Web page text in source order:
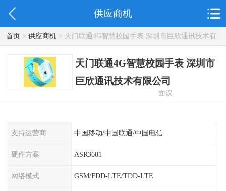
供应商机
首页> 供应商机> 天门联通4G智慧校园手表 深圳市巨欣通讯技术有
限公司
天门联通4G智慧校园手表 深圳市
巨欣通讯技术有限公司
面议
支持运营商 中国移动/中国联通/中国电信
硬件方案 ASR3601
网络模式 GSM/FDD-LTE/TDD-LTE